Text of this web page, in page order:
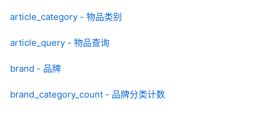
article_category - 物品类别
article_query - 物品查询
brand - 品牌
brand_category_count - 品牌分类计数